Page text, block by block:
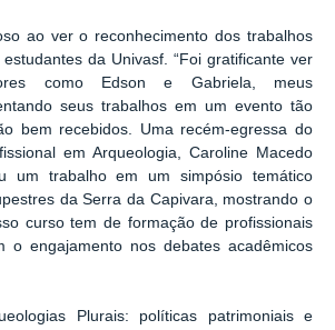
ao ver o reconhecimento dos trabalhos
da Univasf. “Foi gratificante ver
como Edson e Gabriela, meus
seus trabalhos em um evento tão
bem recebidos. Uma recém-egressa do
em Arqueologia, Caroline Macedo
um trabalho em um simpósio temático
da Serra da Capivara, mostrando o
curso tem de formação de profissionais
o engajamento nos debates acadêmicos
Plurais: políticas patrimoniais e